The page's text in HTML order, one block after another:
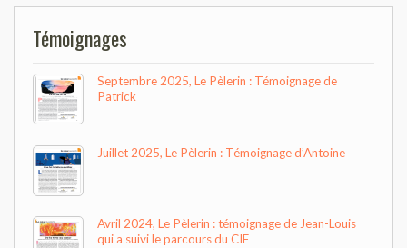
Témoignages
Septembre 2025, Le Pèlerin : Témoignage de
Patrick
Juillet 2025, Le Pèlerin : Témoignage d’Antoine
Avril 2024, Le Pèlerin : témoignage de Jean-Louis
qui a suivi le parcours du CIF